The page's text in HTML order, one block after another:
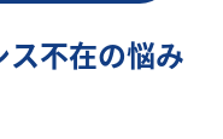
不在の悩み